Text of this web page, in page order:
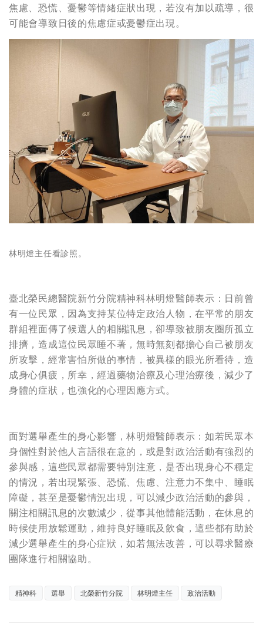
焦慮、恐慌、憂鬱等情緒症狀出現，若沒有加以疏導，很
可能會導致日後的焦慮症或憂鬱症出現。
林明燈主任看診照。
臺北榮民總醫院新竹分院精神科林明燈醫師表示：日前曾
有一位民眾，因為支持某位特定政治人物，在平常的朋友
群組裡面傳了候選人的相關訊息，卻導致被朋友圈所孤立
排擠，造成這位民眾睡不著，無時無刻都擔心自己被朋友
所攻擊，經常害怕所做的事情，被異樣的眼光所看待，造
成身心俱疲，所幸，經過藥物治療及心理治療後，減少了
身體的症狀，也強化的心理因應方式。
面對選舉產生的身心影響，林明燈醫師表示：如若民眾本
身個性對於他人言語很在意的，或是對政治活動有強烈的
參與感，這些民眾都需要特別注意，是否出現身心不穩定
的情況，若出現緊張、恐慌、焦慮、注意力不集中、睡眠
障礙，甚至是憂鬱情況出現，可以減少政治活動的參與，
關注相關訊息的次數減少，從事其他體能活動，在休息的
時候使用放鬆運動，維持良好睡眠及飲食，這些都有助於
減少選舉產生的身心症狀，如若無法改善，可以尋求醫療
團隊進行相關協助。
精神科 選舉 北榮新竹分院 林明燈主任 政治活動